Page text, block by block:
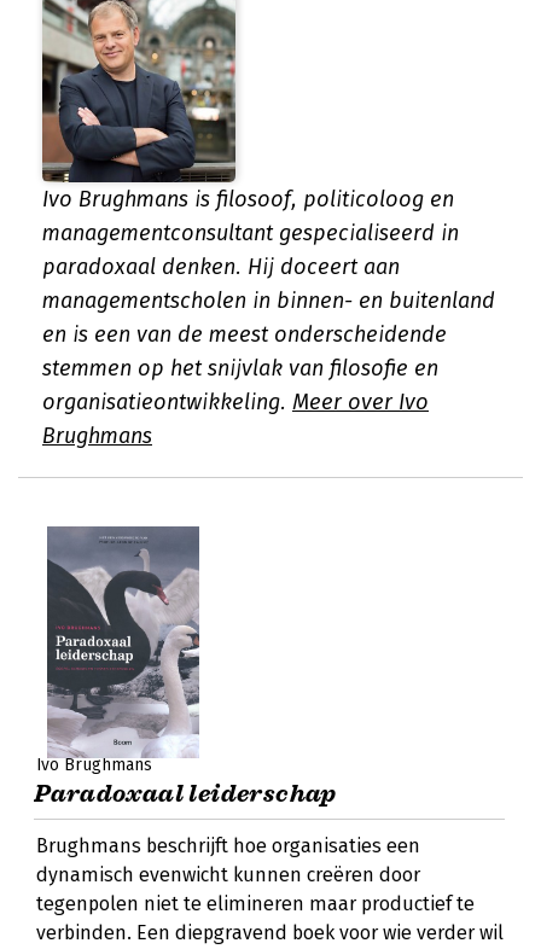
Ivo Brughmans is filosoof, politicoloog en
managementconsultant gespecialiseerd in
paradoxaal denken. Hij doceert aan
managementscholen in binnen- en buitenland
en is een van de meest onderscheidende
stemmen op het snijvlak van filosofie en
organisatieontwikkeling. Meer over Ivo
Brughmans
Ivo Brughmans
Paradoxaal leiderschap
Brughmans beschrijft hoe organisaties een
dynamisch evenwicht kunnen creëren door
tegenpolen niet te elimineren maar productief te
verbinden. Een diepgravend boek voor wie verder wil